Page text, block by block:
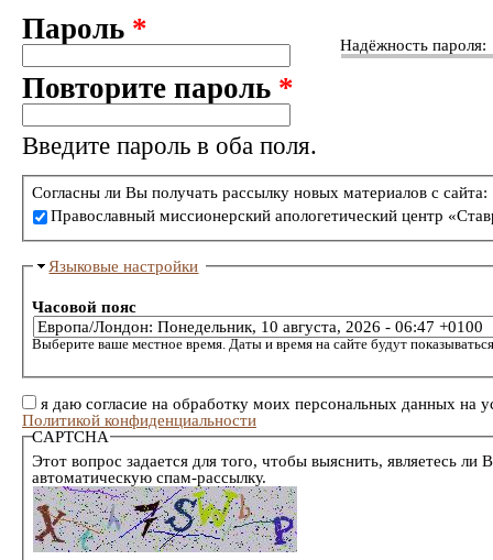
Надёжность пароля:
Пароль *
Повторите пароль *
Введите пароль в оба поля.
Согласны ли Вы получать рассылку новых материалов с сайта:
Православный миссионерский апологетический центр
Языковые настройки
Часовой пояс
Выберите ваше местное время. Даты и время на сайте будут
я даю согласие на обработку моих персональных данных на
Политикой конфиденциальности
CAPTCHA
Этот вопрос задается для того, чтобы выяснить, являетесь ли
автоматическую спам-рассылку.